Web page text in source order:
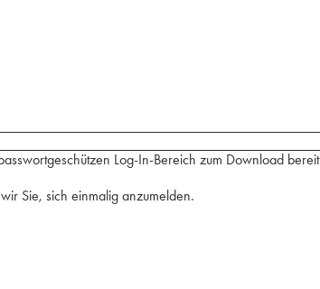
Log-In-Bereich zum Download
Sie, sich einmalig anzumelden.